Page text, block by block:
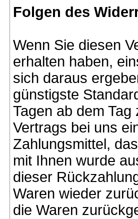
Folgen des
Wenn Sie diesen
erhalten haben,
sich daraus
günstigste
Tagen ab dem
Vertrags bei uns
Zahlungsmittel,
mit Ihnen wurde
dieser
Waren wieder
die Waren